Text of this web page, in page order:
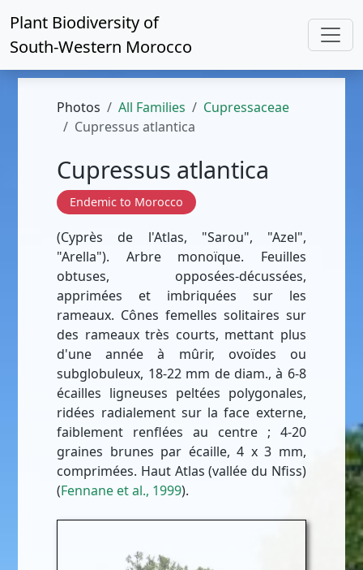
Plant Biodiversity of
South-Western Morocco
Photos All Families
Cupressaceae
Cupressus atlantica
Cupressus atlantica
Endemic to Morocco
(Cyprès de l'Atlas, "Sarou", "Azel",
"Arella"). Arbre monoïque. Feuilles
obtuses, opposées-décussées,
apprimées et imbriquées sur les
rameaux. Cônes femelles solitaires sur
des rameaux très courts, mettant plus
d'une année à mûrir, ovoïdes ou
subglobuleux, 18-22 mm de diam., à 6-8
écailles ligneuses peltées polygonales,
ridées radialement sur la face externe,
faiblement renflées au centre ; 4-20
graines brunes par écaille, 4 x 3 mm,
comprimées. Haut Atlas (vallée du Nfiss)
(Fennane et al., 1999).